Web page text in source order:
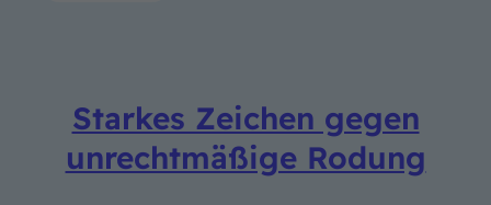
Starkes Zeichen gegen
unrechtmäßige Rodung